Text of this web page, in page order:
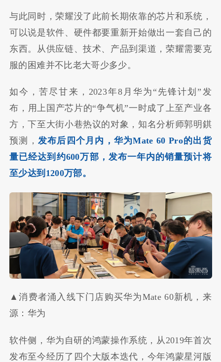
与此同时，荣耀没了此前长期依靠的芯片和系统，
可以说是软件、硬件都要重新开始做出一套自己的
东西。从供应链、技术、产品到渠道，荣耀需要克
服的困难并不比老大哥少多少。
如今，苦尽甘来，2023年8月华为“先锋计划”发
布，用上国产芯片的“争气机”一时成了上至产业各
方，下至大街小巷热议的对象，知名分析师郭明錤
预测， 发布后四个月内，华为Mate 60 Pro的出货
量已经达到约600万部，发布一年内的销量预计将
至少达到1200万部。
▲消费者涌入线下门店购买华为Mate 60新机，来
源：华为
软件侧，华为自研的鸿蒙操作系统，从2019年首次
发布至今经历了四个大版本迭代，今年鸿蒙星河版